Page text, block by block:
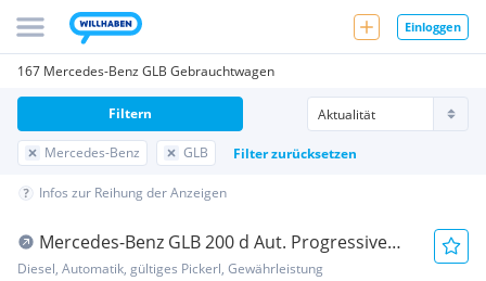
Einloggen
167 Mercedes-Benz GLB Gebrauchtwagen
Mercedes-Benz GLB Filter zurücksetzen
Filtern
Infos zur Reihung der Anzeigen
Mercedes-Benz GLB 200 d Aut. Progressive
|*PICKERL NEU*SERVIC...
Diesel, Automatik, gültiges Pickerl, Gewährleistung